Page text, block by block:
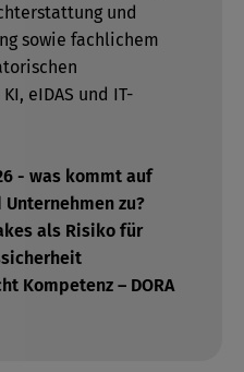
und
sowie fachlichem
eIDAS und IT-
- was kommt auf
zu?
als Risiko für
Kompetenz – DORA